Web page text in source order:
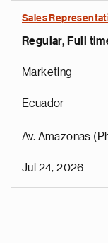
Sales
Regular, Full
Marketing
Ecuador
Av. Amazonas
Jul 24, 2026